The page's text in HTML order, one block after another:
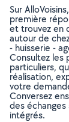
Sur
première
et trouvez en
autour de
- huisserie -
Consultez les
particuliers,
réalisation,
votre
Conversez
des
intégrés.